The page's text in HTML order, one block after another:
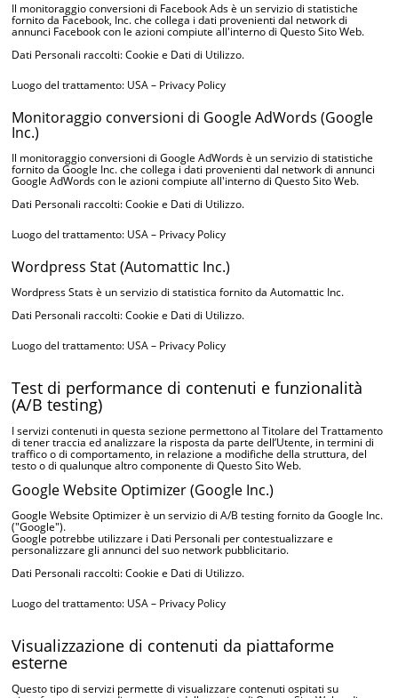
Il monitoraggio conversioni di Facebook Ads è un servizio di statistiche
fornito da Facebook, Inc. che collega i dati provenienti dal network di
annunci Facebook con le azioni compiute all'interno di Questo Sito Web.
Dati Personali raccolti: Cookie e Dati di Utilizzo.
Luogo del trattamento: USA – Privacy Policy
Monitoraggio conversioni di Google AdWords (Google
Inc.)
Il monitoraggio conversioni di Google AdWords è un servizio di statistiche
fornito da Google Inc. che collega i dati provenienti dal network di annunci
Google AdWords con le azioni compiute all'interno di Questo Sito Web.
Dati Personali raccolti: Cookie e Dati di Utilizzo.
Luogo del trattamento: USA – Privacy Policy
Wordpress Stat (Automattic Inc.)
Wordpress Stats è un servizio di statistica fornito da Automattic Inc.
Dati Personali raccolti: Cookie e Dati di Utilizzo.
Luogo del trattamento: USA – Privacy Policy
Test di performance di contenuti e funzionalità
(A/B testing)
I servizi contenuti in questa sezione permettono al Titolare del Trattamento
di tener traccia ed analizzare la risposta da parte dell’Utente, in termini di
traffico o di comportamento, in relazione a modifiche della struttura, del
testo o di qualunque altro componente di Questo Sito Web.
Google Website Optimizer (Google Inc.)
Google Website Optimizer è un servizio di A/B testing fornito da Google Inc.
("Google").
Google potrebbe utilizzare i Dati Personali per contestualizzare e
personalizzare gli annunci del suo network pubblicitario.
Dati Personali raccolti: Cookie e Dati di Utilizzo.
Luogo del trattamento: USA – Privacy Policy
Visualizzazione di contenuti da piattaforme
esterne
Questo tipo di servizi permette di visualizzare contenuti ospitati su